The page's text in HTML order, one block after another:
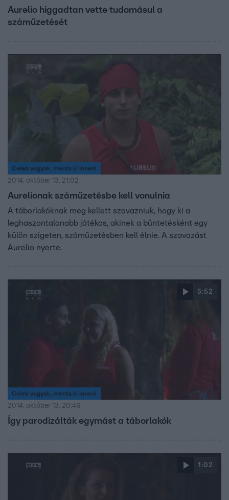
Aurelio higgadtan vette tudomásul a
száműzetését
Celeb vagyok, ments ki innen!
2014. október 13. 21:02
Aurelionak száműzetésbe kell vonulnia
A táborlakóknak meg kellett szavazniuk, hogy ki a
leghaszontalanabb játékos, akinek a büntetésként egy
külön szigeten, száműzetésben kell élnie. A szavazást
Aurelio nyerte.
5:52
Celeb vagyok, ments ki innen!
2014. október 13. 20:46
Így parodizálták egymást a táborlakók
1:02